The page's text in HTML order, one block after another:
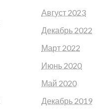
Август 2023
Декабрь 2022
Март 2022
Июнь 2020
Май 2020
Декабрь 2019